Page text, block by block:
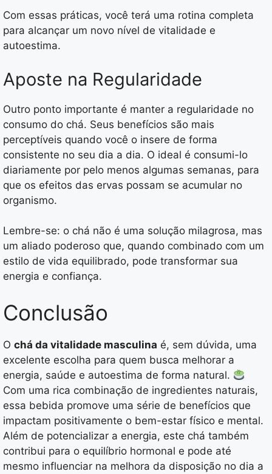
Com essas práticas, você terá uma rotina completa
para alcançar um novo nível de vitalidade e
autoestima.
Aposte na Regularidade
Outro ponto importante é manter a regularidade no
consumo do chá. Seus benefícios são mais
perceptíveis quando você o insere de forma
consistente no seu dia a dia. O ideal é consumi-lo
diariamente por pelo menos algumas semanas, para
que os efeitos das ervas possam se acumular no
organismo.
Lembre-se: o chá não é uma solução milagrosa, mas
um aliado poderoso que, quando combinado com um
estilo de vida equilibrado, pode transformar sua
energia e confiança.
Conclusão
O chá da vitalidade masculina é, sem dúvida, uma
excelente escolha para quem busca melhorar a
energia, saúde e autoestima de forma natural.
Com uma rica combinação de ingredientes naturais,
essa bebida promove uma série de benefícios que
impactam positivamente o bem-estar físico e mental.
Além de potencializar a energia, este chá também
contribui para o equilíbrio hormonal e pode até
mesmo influenciar na melhora da disposição no dia a